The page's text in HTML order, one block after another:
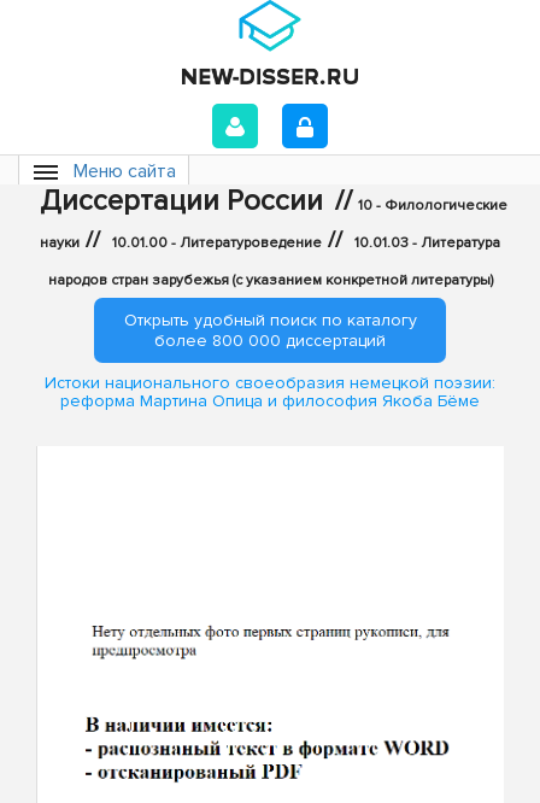
Меню сайта
Диссертации России // 10 - Филологические
науки // 10.01.00 - Литературоведение // 10.01.03 - Литература
народов стран зарубежья (с указанием конкретной литературы)
Открыть удобный поиск по каталогу
более 800 000 диссертаций
Истоки национального своеобразия немецкой поэзии:
реформа Мартина Опица и философия Якоба Бёме